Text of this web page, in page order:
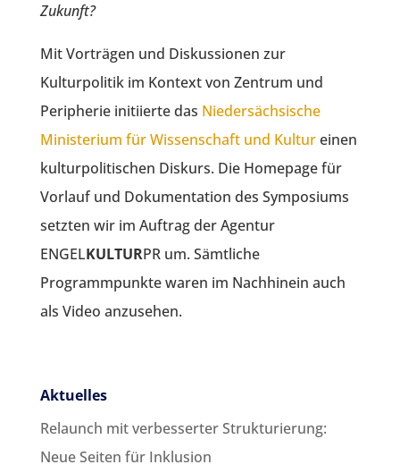
Zukunft?
Mit Vorträgen und Diskussionen zur
Kulturpolitik im Kontext von Zentrum und
Peripherie initiierte das Niedersächsische
Ministerium für Wissenschaft und Kultureinen
kulturpolitischen Diskurs. Die Homepage für
Vorlauf und Dokumentation des Symposiums
setzten wir im Auftrag der Agentur
ENGELKULTURPR um. Sämtliche
Programmpunkte waren im Nachhinein auch
als Video anzusehen.
Aktuelles
Relaunch mit verbesserter Strukturierung:
Neue Seiten für Inklusion